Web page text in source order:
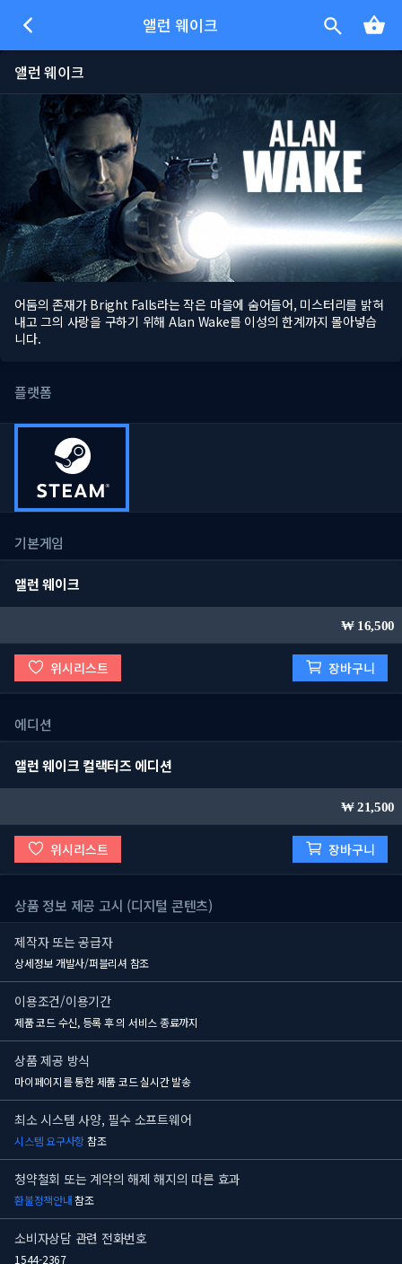
앨런 웨이크
앨런 웨이크
어둠의 존재가 Bright Falls라는 작은 마을에 숨어들어, 미스터리를 밝혀
내고 그의 사랑을 구하기 위해 Alan Wake를 이성의 한계까지 몰아넣습
니다.
플랫폼
기본게임
앨런 웨이크
16,500
위시리스트 장바구니
에디션
앨런 웨이크 컬랙터즈 에디션
21,500
위시리스트 장바구니
상품 정보 제공 고시 (디지털 콘텐츠)
제작자 또는 공급자
상세정보 개발사/퍼블리셔 참조
이용조건/이용기간
제품 코드 수신, 등록 후의 서비스 종료까지
상품 제공 방식
마이페이지를 통한 제품 코드 실시간 발송
최소 시스템 사양, 필수 소프트웨어
시스템 요구사항참조
청약철회 또는 계약의 해제 해지의 따른 효과
환불정책안내참조
소비자상담 관련 전화번호
1544-2367